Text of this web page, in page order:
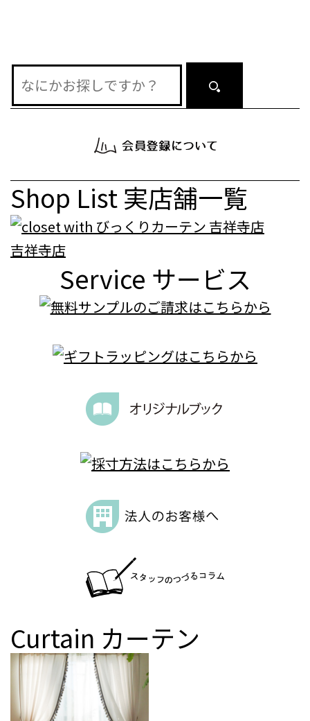
Shop List実店舗一覧
吉祥寺店
Service サービス
Curtain カーテン